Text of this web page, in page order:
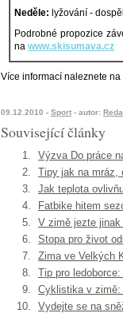
Neděle: lyžování -
Podrobné propozice
na www.skisumava.cz
Více informací naleznete na
09.12.2010 - Sport - autor:
Související články
Výzva Do práce
Tipy jak na mráz,
Jak teplota
Fatbike hitem
V zimě jezte
Stopa pro život
Zima ve Velkých
Tip pro
Cyklistika v zimě:
Vydejte se na